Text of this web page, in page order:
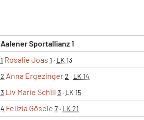
Aalener Sportallianz 1
1 Rosalie Joas 1 · LK 13
2 Anna Ergezinger2 · LK 14
3 Liv Marie Schill 3· LK 15
4 Felizia Gösele 7· LK 21